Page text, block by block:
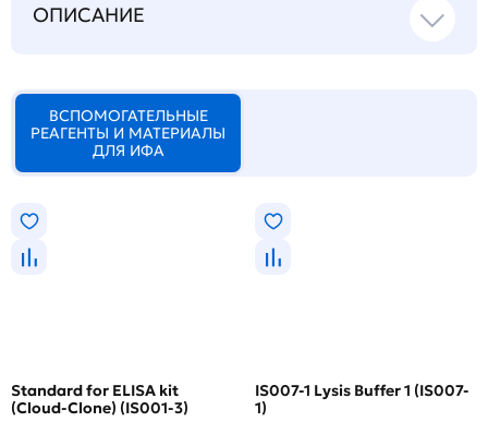
ОПИСАНИЕ
ВСПОМОГАТЕЛЬНЫЕ
РЕАГЕНТЫ И МАТЕРИАЛЫ
ДЛЯ ИФА
Standard for ELISA kit
(Cloud-Clone) (IS001-3)
IS007-1 Lysis Buffer 1 (IS007-
1)